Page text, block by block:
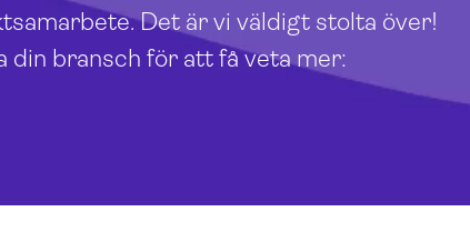
Det är vi väldigt stolta över!
din bransch för att få veta mer: